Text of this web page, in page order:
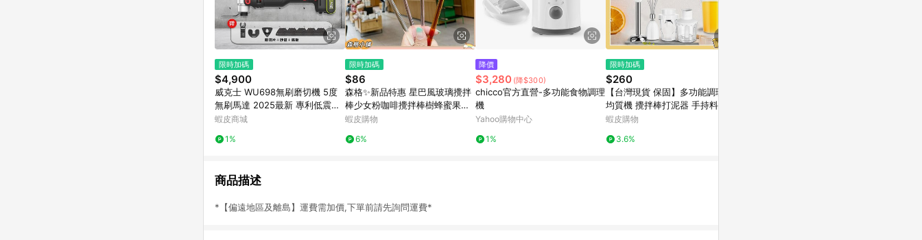
限時加碼
$4,900
威克士 WU698無刷磨切機 5度
無刷馬達 2025最新 專利低震動
萬用寶 切磨機
蝦皮商城
1%
限時加碼
$86
森格✨新品特惠 星巴風玻璃攪拌
棒少女粉咖啡攪拌棒樹蜂蜜果汁
引流棒調酒棒
蝦皮購物
6%
降價
$3,280 (降$300)
chicco官方直營-多功能食物調理
機
Yahoo購物中心
1%
限時加碼
$260
【台灣現貨 保固】多功能調理棒
均質機 攪拌棒打泥器 手持料理棒
調理棒 調理機 電動攪拌器 嬰兒
蝦皮購物
3.6%
商品描述
*【偏遠地區及離島】運費需加價,下單前請先詢問運費*